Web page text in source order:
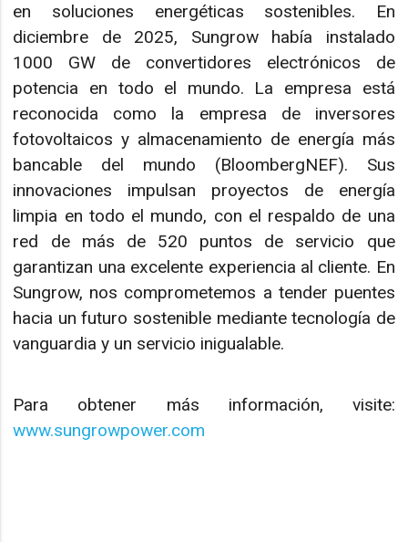
en soluciones energéticas sostenibles. En
diciembre de 2025, Sungrow había instalado
1000 GW de convertidores electrónicos de
potencia en todo el mundo. La empresa está
reconocida como la empresa de inversores
fotovoltaicos y almacenamiento de energía más
bancable del mundo (BloombergNEF). Sus
innovaciones impulsan proyectos de energía
limpia en todo el mundo, con el respaldo de una
red de más de 520 puntos de servicio que
garantizan una excelente experiencia al cliente. En
Sungrow, nos comprometemos a tender puentes
hacia un futuro sostenible mediante tecnología de
vanguardia y un servicio inigualable.
Para obtener más información, visite:
www.sungrowpower.com